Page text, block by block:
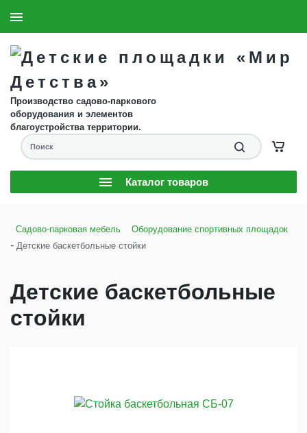
Производство садово-паркового
оборудования и элементов
благоустройства территории.
Каталог товаров
Садово-парковая мебель Оборудование спортивных площадок
- Детские баскетбольные стойки
Детские баскетбольные
стойки